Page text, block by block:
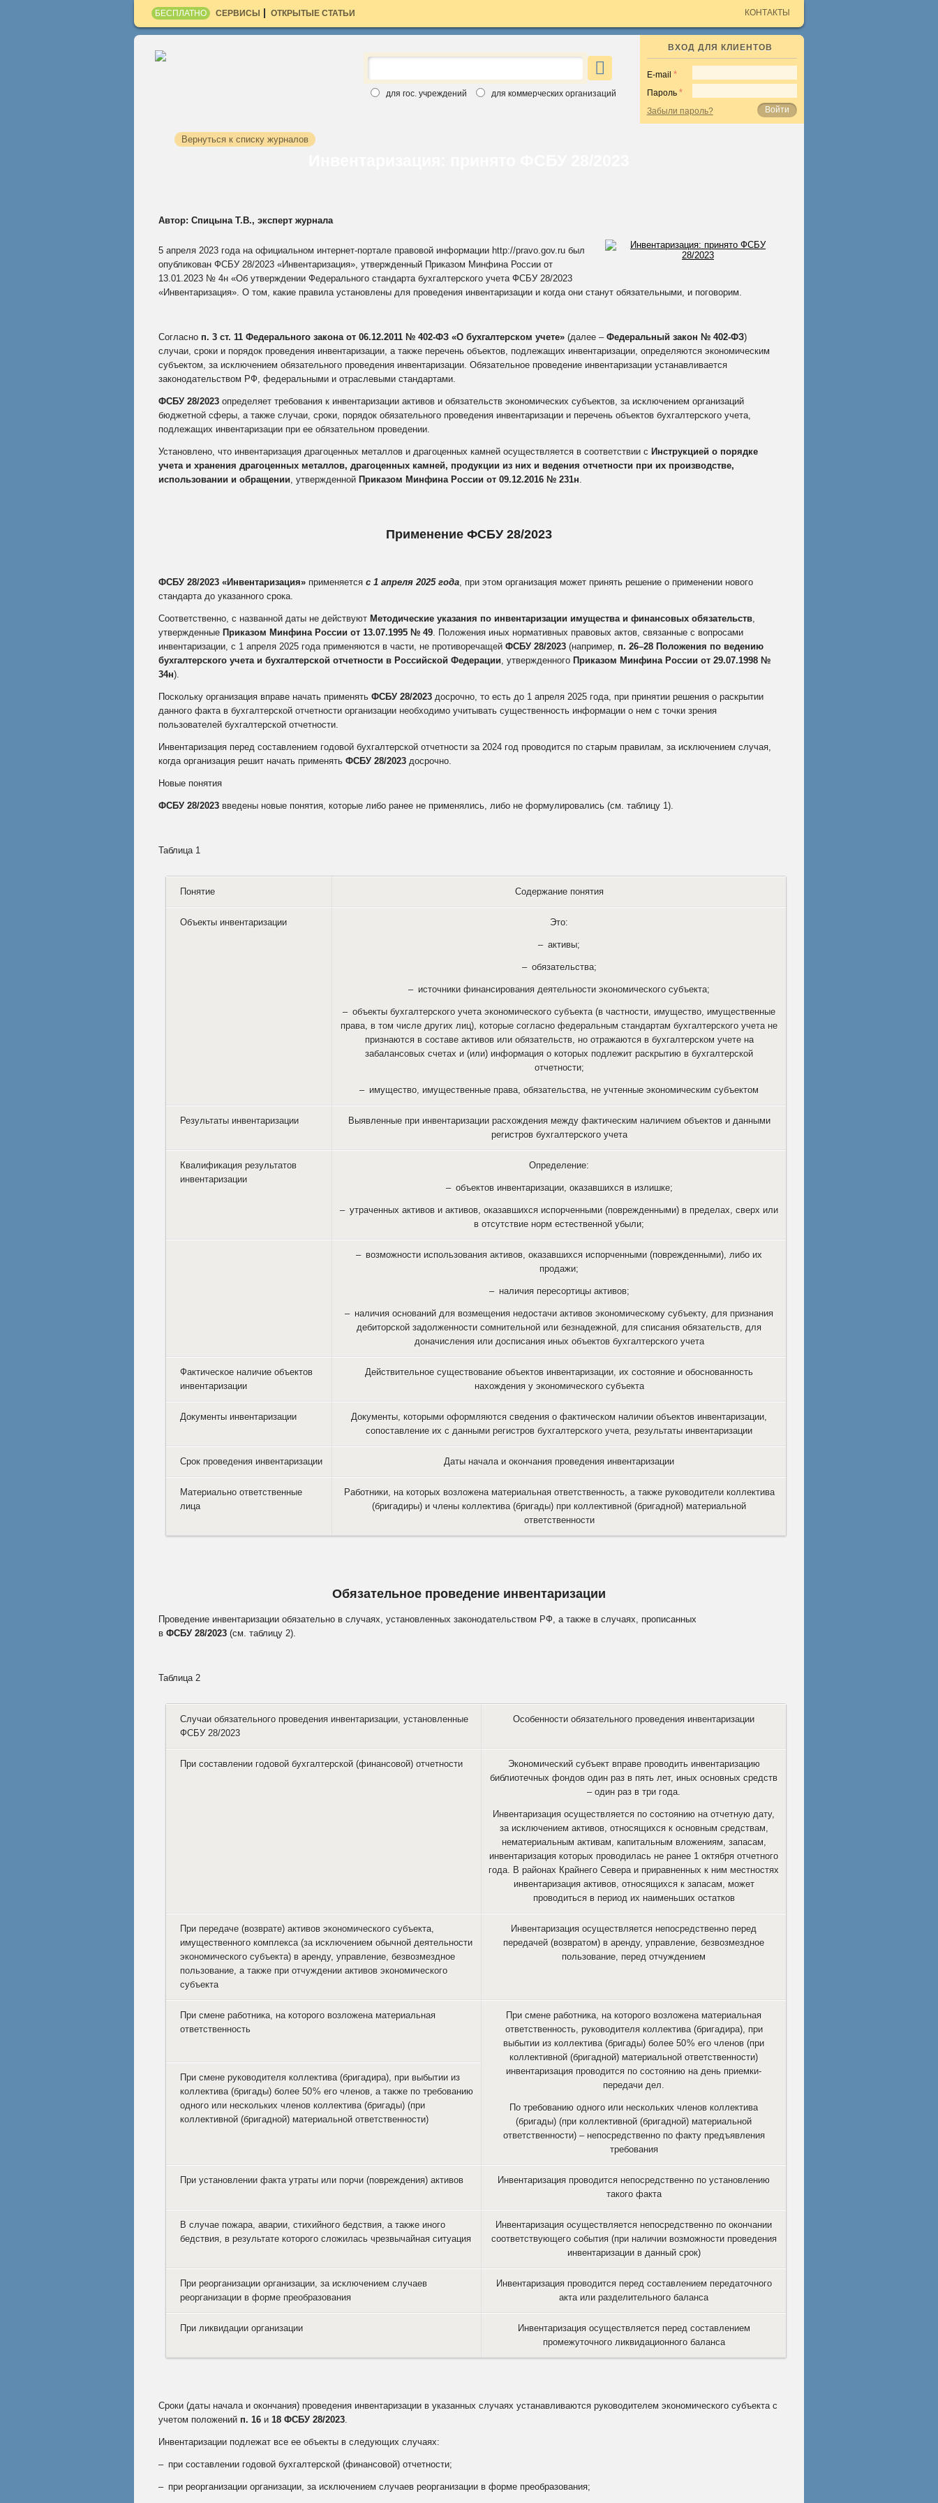
БЕСПЛАТНО СЕРВИСЫ ОТКРЫТЫЕ СТАТЬИ КОНТАКТЫ
для гос. учреждений для коммерческих организаций
ВХОД ДЛЯ КЛИЕНТОВ
E-mail
Пароль
Войти
Забыли пароль?
Вернуться к списку журналов
Автор: Спицына Т.В., эксперт журнала
5 апреля 2023 года на официальном интернет-портале правовой информации http://pravo.gov.ru был
опубликован ФСБУ 28/2023 «Инвентаризация», утвержденный Приказом Минфина России от
13.01.2023 № 4н «Об утверждении Федерального стандарта бухгалтерского учета ФСБУ 28/2023
«Инвентаризация». О том, какие правила установлены для проведения инвентаризации и когда они станут обязательными, и поговорим.
Согласно п. 3 ст. 11 Федерального закона от 06.12.2011 № 402‑ФЗ «О бухгалтерском учете» (далее –Федеральный закон № 402‑ФЗ)
случаи, сроки и порядок проведения инвентаризации, а также перечень объектов, подлежащих инвентаризации, определяются экономическим
субъектом, за исключением обязательного проведения инвентаризации. Обязательное проведение инвентаризации устанавливается
законодательством РФ, федеральными и отраслевыми стандартами.
ФСБУ 28/2023 определяет требования к инвентаризации активов и обязательств экономических субъектов, за исключением организаций
бюджетной сферы, а также случаи, сроки, порядок обязательного проведения инвентаризации и перечень объектов бухгалтерского учета,
подлежащих инвентаризации при ее обязательном проведении.
Установлено, что инвентаризация драгоценных металлов и драгоценных камней осуществляется в соответствии с Инструкцией о порядке
учета и хранения драгоценных металлов, драгоценных камней, продукции из них и ведения отчетности при их производстве,
использовании и обращении, утвержденной Приказом Минфина России от 09.12.2016 № 231н.
Применение ФСБУ 28/2023
ФСБУ 28/2023 «Инвентаризация» применяется с 1 апреля 2025 года, при этом организация может принять решение о применении нового
стандарта до указанного срока.
Соответственно, с названной даты не действуют Методические указания по инвентаризации имущества и финансовых обязательств,
утвержденные Приказом Минфина России от 13.07.1995 № 49. Положения иных нормативных правовых актов, связанные с вопросами
инвентаризации, с 1 апреля 2025 года применяются в части, не противоречащей ФСБУ 28/2023 (например, п. 26–28 Положения по ведению
бухгалтерского учета и бухгалтерской отчетности в Российской Федерации, утвержденного Приказом Минфина России от 29.07.1998 №
34н).
Поскольку организация вправе начать применять ФСБУ 28/2023 досрочно, то есть до 1 апреля 2025 года, при принятии решения о раскрытии
данного факта в бухгалтерской отчетности организации необходимо учитывать существенность информации о нем с точки зрения
пользователей бухгалтерской отчетности.
Инвентаризация перед составлением годовой бухгалтерской отчетности за 2024 год проводится по старым правилам, за исключением случая,
когда организация решит начать применять ФСБУ 28/2023 досрочно.
Новые понятия
ФСБУ 28/2023 введены новые понятия, которые либо ранее не применялись, либо не формулировались (см. таблицу 1).
Таблица 1
Понятие Содержание понятия
Объекты инвентаризации Это:
– активы;
– обязательства;
– источники финансирования деятельности экономического субъекта;
– объекты бухгалтерского учета экономического субъекта (в частности, имущество, имущественные
права, в том числе других лиц), которые согласно федеральным стандартам бухгалтерского учета не
признаются в составе активов или обязательств, но отражаются в бухгалтерском учете на
забалансовых счетах и (или) информация о которых подлежит раскрытию в бухгалтерской
отчетности;
– имущество, имущественные права, обязательства, не учтенные экономическим субъектом
Результаты инвентаризации
Выявленные при инвентаризации расхождения между фактическим наличием объектов и данными
регистров бухгалтерского учета
Квалификация результатов
инвентаризации
Определение:
– объектов инвентаризации, оказавшихся в излишке;
– утраченных активов и активов, оказавшихся испорченными (поврежденными) в пределах, сверх или
в отсутствие норм естественной убыли;
– возможности использования активов, оказавшихся испорченными (поврежденными), либо их
продажи;
– наличия пересортицы активов;
– наличия оснований для возмещения недостачи активов экономическому субъекту, для признания
дебиторской задолженности сомнительной или безнадежной, для списания обязательств, для
доначисления или досписания иных объектов бухгалтерского учета
Фактическое наличие объектов
инвентаризации
Действительное существование объектов инвентаризации, их состояние и обоснованность
нахождения у экономического субъекта
Документы инвентаризации
Документы, которыми оформляются сведения о фактическом наличии объектов инвентаризации,
сопоставление их с данными регистров бухгалтерского учета, результаты инвентаризации
Срок проведения инвентаризации Даты начала и окончания проведения инвентаризации
Материально ответственные
лица
Работники, на которых возложена материальная ответственность, а также руководители коллектива
(бригадиры) и члены коллектива (бригады) при коллективной (бригадной) материальной
ответственности
Обязательное проведение инвентаризации
Проведение инвентаризации обязательно в случаях, установленных законодательством РФ, а также в случаях, прописанных
в ФСБУ 28/2023 (см. таблицу 2).
Таблица 2
Случаи обязательного проведения инвентаризации, установленные
ФСБУ 28/2023
Особенности обязательного проведения инвентаризации
При составлении годовой бухгалтерской (финансовой) отчетности
Экономический субъект вправе проводить инвентаризацию
библиотечных фондов один раз в пять лет, иных основных средств
– один раз в три года.
Инвентаризация осуществляется по состоянию на отчетную дату,
за исключением активов, относящихся к основным средствам,
нематериальным активам, капитальным вложениям, запасам,
инвентаризация которых проводилась не ранее 1 октября отчетного
года. В районах Крайнего Севера и приравненных к ним местностях
инвентаризация активов, относящихся к запасам, может
проводиться в период их наименьших остатков
При передаче (возврате) активов экономического субъекта,
имущественного комплекса (за исключением обычной деятельности
экономического субъекта) в аренду, управление, безвозмездное
пользование, а также при отчуждении активов экономического
субъекта
Инвентаризация осуществляется непосредственно перед
передачей (возвратом) в аренду, управление, безвозмездное
пользование, перед отчуждением
При смене работника, на которого возложена материальная
ответственность
При смене работника, на которого возложена материальная
ответственность, руководителя коллектива (бригадира), при
выбытии из коллектива (бригады) более 50 % его членов (при
коллективной (бригадной) материальной ответственности)
инвентаризация проводится по состоянию на день приемки-
передачи дел.
По требованию одного или нескольких членов коллектива
(бригады) (при коллективной (бригадной) материальной
ответственности) – непосредственно по факту предъявления
требования
При смене руководителя коллектива (бригадира), при выбытии из
коллектива (бригады) более 50 % его членов, а также по требованию
одного или нескольких членов коллектива (бригады) (при
коллективной (бригадной) материальной ответственности)
При установлении факта утраты или порчи (повреждения) активов
Инвентаризация проводится непосредственно по установлению
такого факта
В случае пожара, аварии, стихийного бедствия, а также иного
бедствия, в результате которого сложилась чрезвычайная ситуация
Инвентаризация осуществляется непосредственно по окончании
соответствующего события (при наличии возможности проведения
инвентаризации в данный срок)
При реорганизации организации, за исключением случаев
реорганизации в форме преобразования
Инвентаризация проводится перед составлением передаточного
акта или разделительного баланса
При ликвидации организации
Инвентаризация осуществляется перед составлением
промежуточного ликвидационного баланса
Сроки (даты начала и окончания) проведения инвентаризации в указанных случаях устанавливаются руководителем экономического субъекта с
учетом положений п. 16 и 18 ФСБУ 28/2023.
Инвентаризации подлежат все ее объекты в следующих случаях:
– при составлении годовой бухгалтерской (финансовой) отчетности;
– при реорганизации организации, за исключением случаев реорганизации в форме преобразования;
Введите свои данные, выберите интересный вам журнал и
Для коммерческих организаций
Для государственных учреждений
ОТПРАВИТЬ